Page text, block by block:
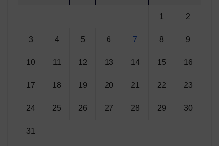
1 2
3 4 5 6 7 8 9
10 11 12 13 14 15 16
17 18 19 20 21 22 23
24 25 26 27 28 29 30
31